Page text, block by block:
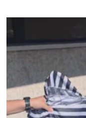
Polițistul
acuzat
mită
și-
a
recunoscut